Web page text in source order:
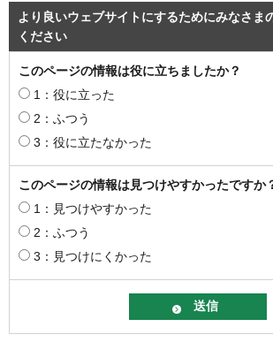
より良いウェブサイトにするためにみなさま
ください
このページの情報は役に立ちましたか？
1：役に立った
2：ふつう
3：役に立たなかった
このページの情報は見つけやすかったですか
1：見つけやすかった
2：ふつう
3：見つけにくかった